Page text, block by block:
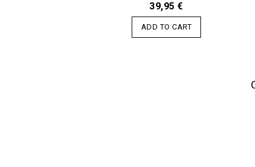
39,95 €
ADD TO CART